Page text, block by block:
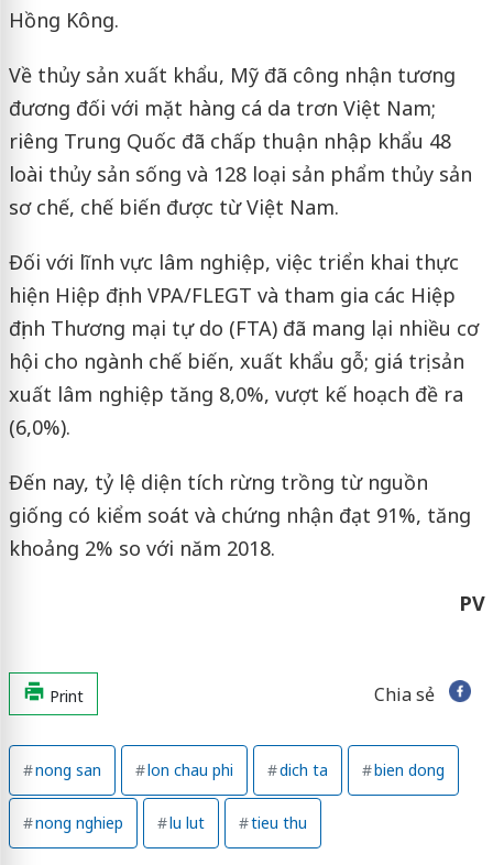
Hồng Kông.
Về thủy sản xuất khẩu, Mỹ đã công nhận tương
đương đối với mặt hàng cá da trơn Việt Nam;
riêng Trung Quốc đã chấp thuận nhập khẩu 48
loài thủy sản sống và 128 loại sản phẩm thủy sản
sơ chế, chế biến được từ Việt Nam.
Đối với lĩnh vực lâm nghiệp, việc triển khai thực
hiện Hiệp định VPA/FLEGT và tham gia các Hiệp
định Thương mại tự do (FTA) đã mang lại nhiều cơ
hội cho ngành chế biến, xuất khẩu gỗ; giá trị sản
xuất lâm nghiệp tăng 8,0%, vượt kế hoạch đề ra
(6,0%).
Đến nay, tỷ lệ diện tích rừng trồng từ nguồn
giống có kiểm soát và chứng nhận đạt 91%, tăng
khoảng 2% so với năm 2018.
PV
Print Chia sẻ
nong san lon chau phi dich ta bien dong
nong nghiep lu lut tieu thu